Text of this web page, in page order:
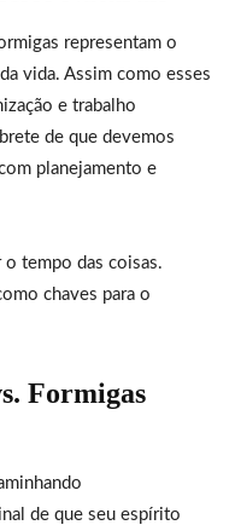
representam o
vida. Assim como esses
e trabalho
de que devemos
planejamento e
o tempo das coisas.
chaves para o
Formigas
de que seu espírito